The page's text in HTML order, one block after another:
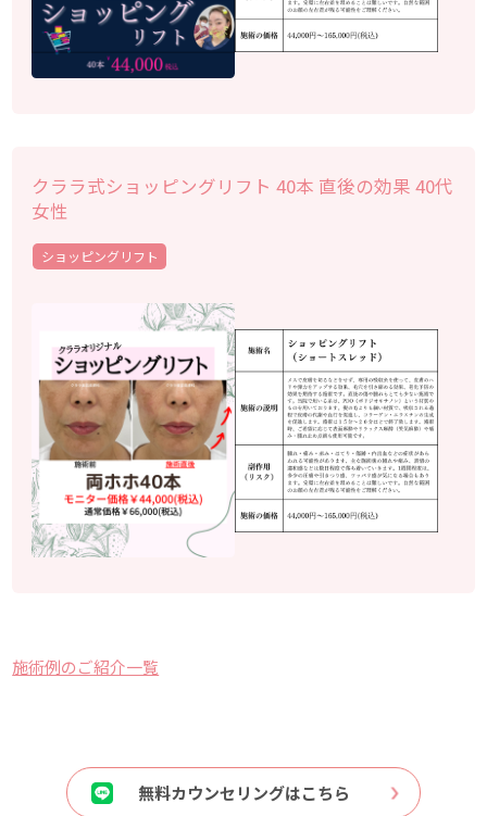
クララ式ショッピングリフト 40本 直後の効果 40代
女性
ショッピングリフト
施術例のご紹介一覧
無料カウンセリングはこちら